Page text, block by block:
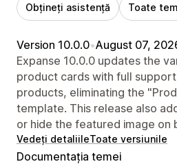
Obțineți asistență Toate
Version 10.0.0•August 07,
Expanse 10.0.0 updates the
product cards with full
products, eliminating the
template. This release also
or hide the featured image on
Vedeți detaliileToate versiunile
Documentația temei